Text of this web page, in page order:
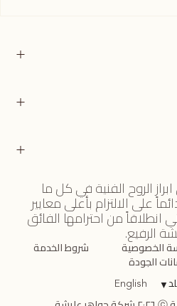
الروح الفنية في كل ما
على الالتزام بأعلى معايير
انطلاقاً من احترامها الفائق
الرفيع.
الخصوصية شروط الخدمة
الجودة
▼
English